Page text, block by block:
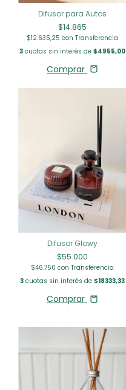
Difusor para Autos
$14.865
$12.635,25 con Transferencia
3 cuotas sin interés de $4955,00
Comprar
Difusor Glowy
$55.000
$46.750 con Transferencia
3 cuotas sin interés de $18333,33
Comprar